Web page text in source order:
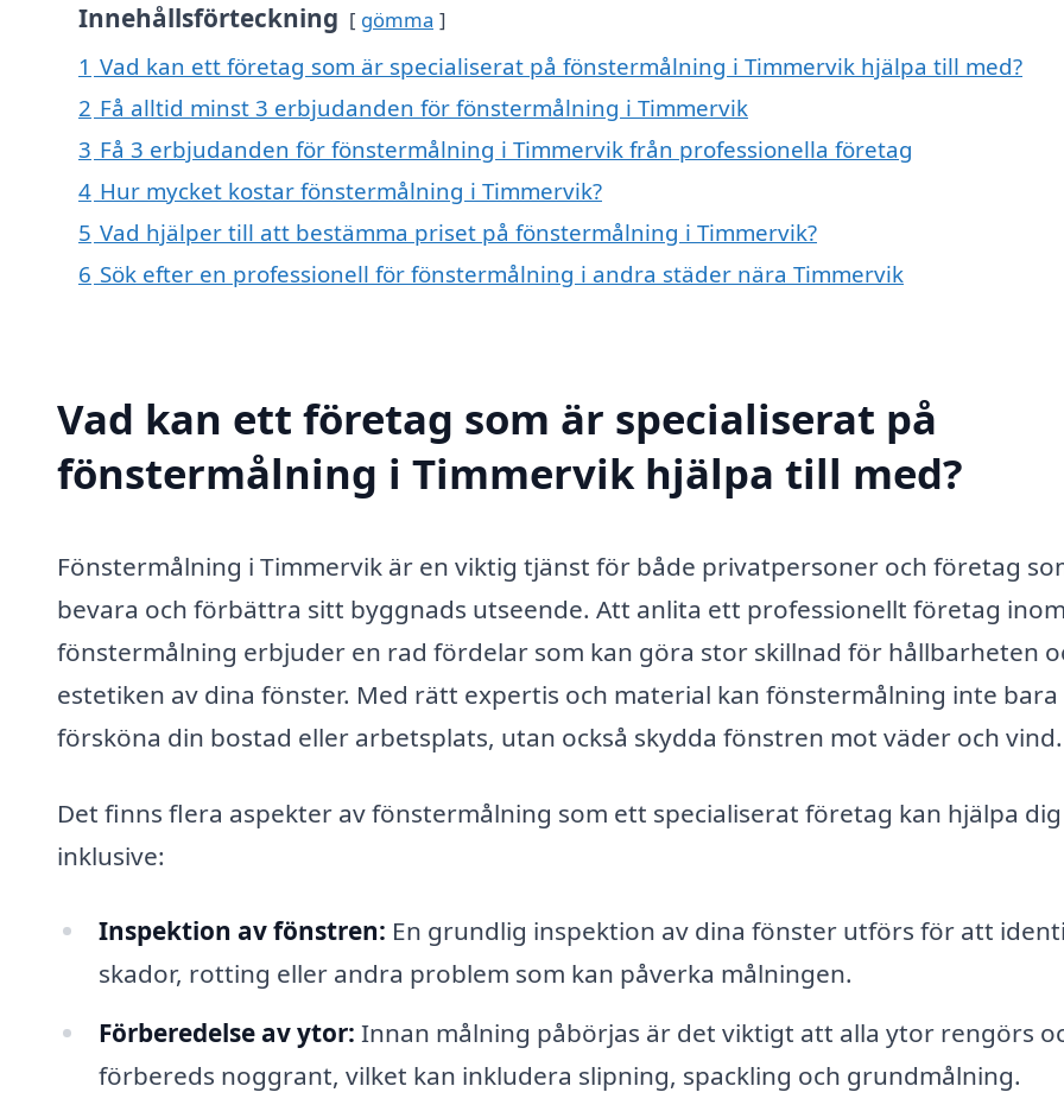
Innehållsförteckning gömma
1 Vad kan ett företag som är specialiserat på fönstermålning i Timmervik hjälpa till med?
2 Få alltid minst 3 erbjudanden för fönstermålning i Timmervik
3 Få 3 erbjudanden för fönstermålning i Timmervik från professionella företag
4 Hur mycket kostar fönstermålning i Timmervik?
5 Vad hjälper till att bestämma priset på fönstermålning i Timmervik?
6 Sök efter en professionell för fönstermålning i andra städer nära Timmervik
Vad kan ett företag som är specialiserat på
fönstermålning i Timmervik hjälpa till med?
Fönstermålning i Timmervik är en viktig tjänst för både privatpersoner och företag
bevara och förbättra sitt byggnads utseende. Att anlita ett professionellt företag inom
fönstermålning erbjuder en rad fördelar som kan göra stor skillnad för hållbarheten
estetiken av dina fönster. Med rätt expertis och material kan fönstermålning inte bara
försköna din bostad eller arbetsplats, utan också skydda fönstren mot väder och vind.
Det finns flera aspekter av fönstermålning som ett specialiserat företag kan hjälpa
inklusive:
Inspektion av fönstren: En grundlig inspektion av dina fönster utförs för att
skador, rotting eller andra problem som kan påverka målningen.
Förberedelse av ytor: Innan målning påbörjas är det viktigt att alla ytor rengörs
förbereds noggrant, vilket kan inkludera slipning, spackling och grundmålning.